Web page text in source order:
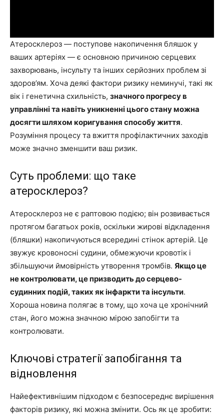
Атеросклероз — поступове накопичення бляшок у
ваших артеріях — є основною причиною серцевих
захворювань, інсульту та інших серйозних проблем зі
здоров’ям. Хоча деякі фактори ризику неминучі, такі як
вік і генетична схильність, значного прогресу в
управлінні та навіть уникненні цього стану можна
досягти шляхом коригування способу життя.
Розуміння процесу та вжиття профілактичних заходів
може значно зменшити ваш ризик.
Суть проблеми: що таке
атеросклероз?
Атеросклероз не є раптовою подією; він розвивається
протягом багатьох років, оскільки жирові відкладення
(бляшки) накопичуються всередині стінок артерій. Це
звужує кровоносні судини, обмежуючи кровотік і
збільшуючи ймовірність утворення тромбів. Якщо це
не контролювати, це призводить до серцево-
судинних подій, таких як інфаркти та інсульти.
Хороша новина полягає в тому, що хоча це хронічний
стан, його можна значною мірою запобігти та
контролювати.
Ключові стратегії запобігання та
відновлення
Найефективнішим підходом є безпосереднє вирішення
факторів ризику, які можна змінити. Ось як це зробити: